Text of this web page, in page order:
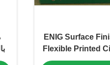
ENIG Surface
Flexible Printed
FR4+PI